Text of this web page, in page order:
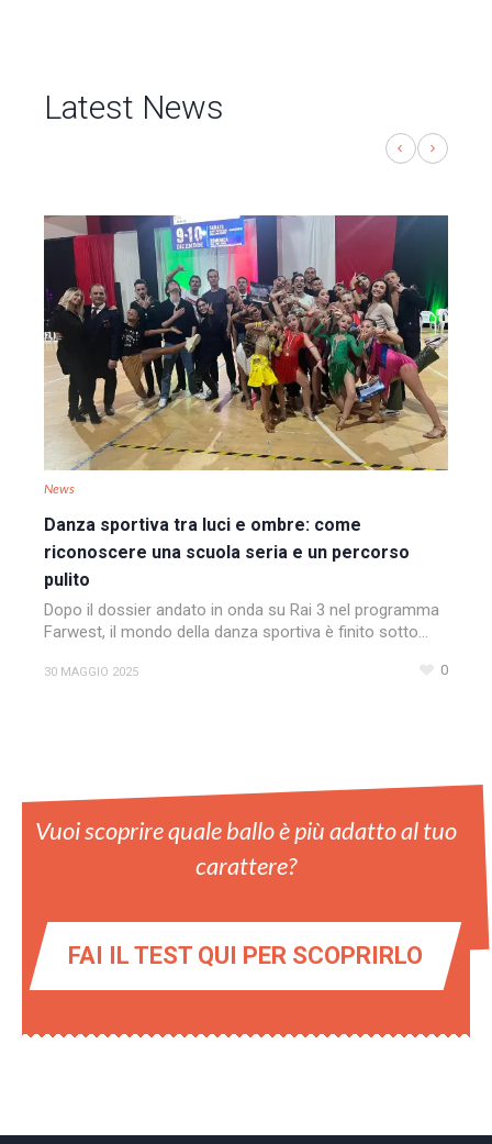
Latest News
News
Danza sportiva tra luci e ombre: come
riconoscere una scuola seria e un percorso
pulito
Dopo il dossier andato in onda su Rai 3 nel programma
Farwest, il mondo della danza sportiva è finito sotto...
0
30 MAGGIO 2025
Vuoi scoprire quale ballo è più adatto al tuo
carattere?
FAI IL TEST QUI PER SCOPRIRLO